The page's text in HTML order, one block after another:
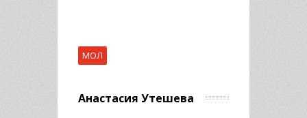
МОЛ
Анастасия Утешева